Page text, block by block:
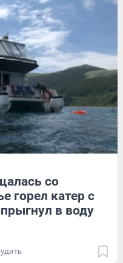
со
горел катер с
в воду